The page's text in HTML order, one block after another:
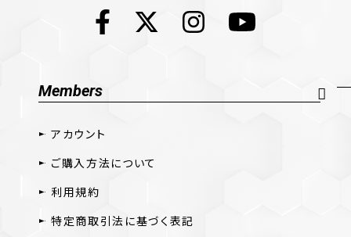
Members
アカウント
ご購入方法について
利用規約
特定商取引法に基づく表記